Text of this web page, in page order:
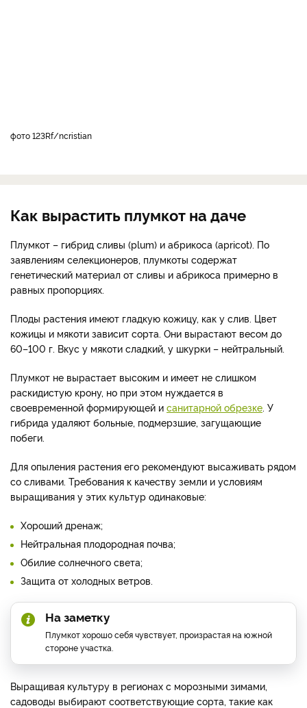
фото 123Rf/ncristian
Как вырастить плумкот на даче
Плумкот – гибрид сливы (plum) и абрикоса (apricot). По
заявлениям селекционеров, плумкоты содержат
генетический материал от сливы и абрикоса примерно в
равных пропорциях.
Плоды растения имеют гладкую кожицу, как у слив. Цвет
кожицы и мякоти зависит сорта. Они вырастают весом до
60–100 г. Вкус у мякоти сладкий, у шкурки – нейтральный.
Плумкот не вырастает высоким и имеет не слишком
раскидистую крону, но при этом нуждается в
своевременной формирующей и санитарной обрезке . У
гибрида удаляют больные, подмерзшие, загущающие
побеги.
Для опыления растения его рекомендуют высаживать рядом
со сливами. Требования к качеству земли и условиям
выращивания у этих культур одинаковые:
Хороший дренаж;
Нейтральная плодородная почва;
Обилие солнечного света;
Защита от холодных ветров.
На заметку
Плумкот хорошо себя чувствует, произрастая на южной
стороне участка.
Выращивая культуру в регионах с морозными зимами,
садоводы выбирают соответствующие сорта, такие как